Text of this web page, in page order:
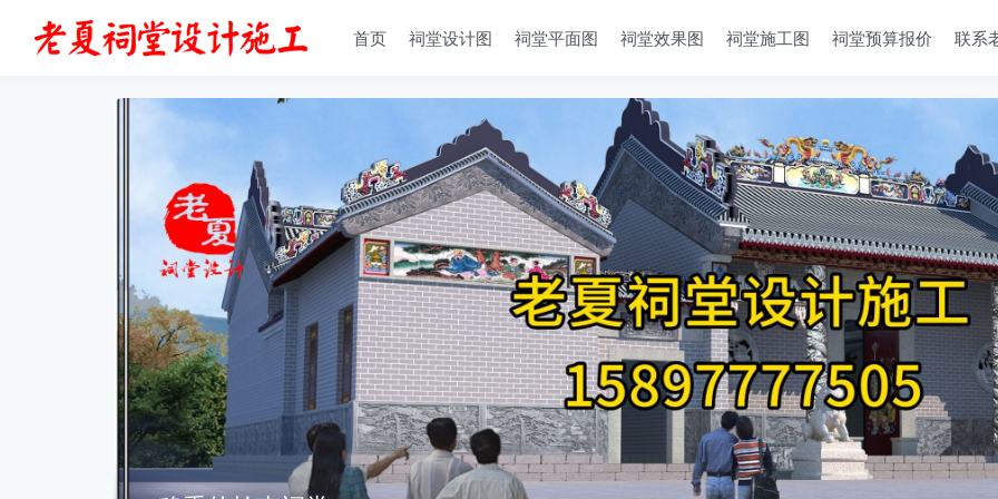
首页 祠堂设计图 祠堂平面图 祠堂效果图 祠堂施工图 祠堂预算报价 联系